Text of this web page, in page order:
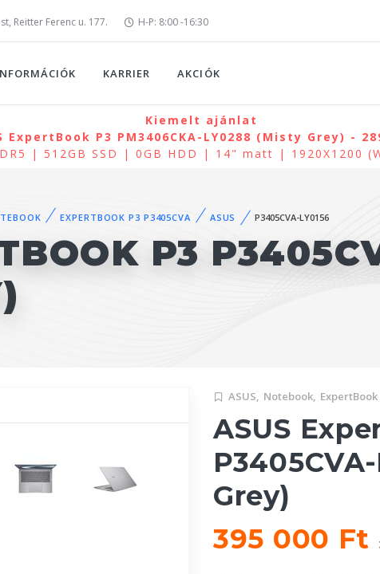
Reitter Ferenc u. 177. H-P: 8:00 -16:30
KARRIER AKCIÓK
Kiemelt ajánlat
ExpertBook P3 PM3406CKA-LY0288 (Misty Grey) -
| 512GB SSD | 0GB HDD | 14" matt | 1920X1200
EXPERTBOOK P3 P3405CVA ASUS P3405CVA-LY0156
P3
ASUS, Notebook, ExpertBook
ASUS
Grey)
395 000 Ft